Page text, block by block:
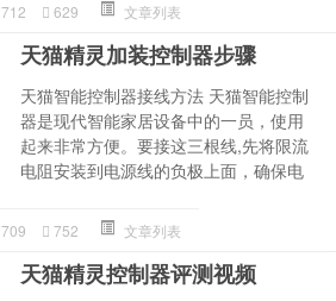
712 629 文章列表
天猫精灵加装控制器步骤
天猫智能控制器接线方法 天猫智能控制
器是现代智能家居设备中的一员，使用
起来非常方便。要接这三根线,先将限流
电阻安装到电源线的负极上面，确保电
709 752 文章列表
天猫精灵控制器评测视频